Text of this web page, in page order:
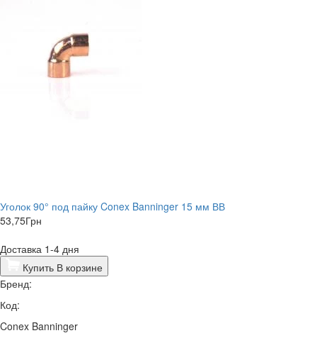
Уголок 90° под пайку Conex Banninger 15 мм ВВ
53,75Грн
Доставка 1-4 дня
Купить В корзине
Бренд:
Код:
Conex Banninger